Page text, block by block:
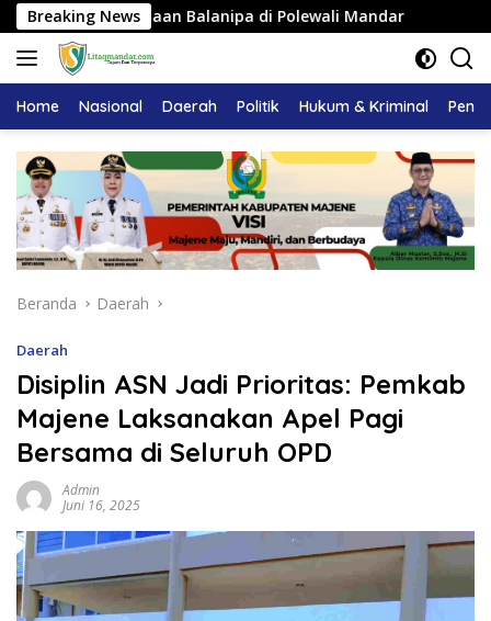
Langsung
ke
konten
Breaking News
Kerajaan Balanipa di Polewali Mandar Pemkab
Home Nasional Daerah Politik Hukum & Kriminal
Beranda Daerah
Daerah
Disiplin ASN Jadi Prioritas: Pemkab
Majene Laksanakan Apel Pagi
Bersama di Seluruh OPD
Admin
Juni 16, 2025